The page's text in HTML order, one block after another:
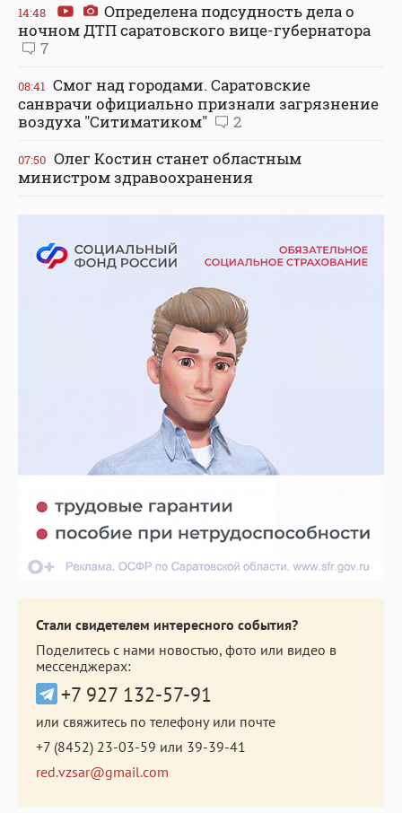
14:48
Определена подсудность дела о
ночном ДТП саратовского вице-губернатора
7
08:41 Смог над городами. Саратовские
санврачи официально признали загрязнение
воздуха "Ситиматиком"
2
07:50 Олег Костин станет областным
министром здравоохранения
Стали свидетелем интересного события?
Поделитесь с нами новостью, фото или видео в
мессенджерах:
+7 927 132-57-91
или свяжитесь по телефону или почте
+7 (8452) 23-03-59 или 39-39-41
red.vzsar@gmail.com